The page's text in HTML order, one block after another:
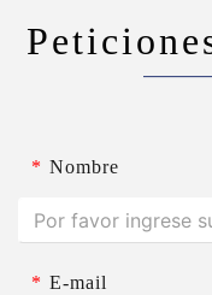
* Nombre
* E-mail